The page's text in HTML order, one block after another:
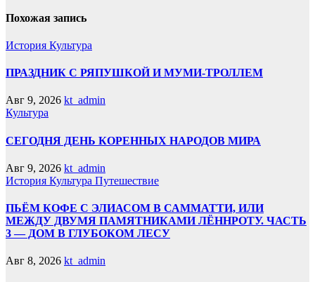
Похожая запись
История Культура
ПРАЗДНИК С РЯПУШКОЙ И МУМИ-ТРОЛЛЕМ
Авг 9, 2026 kt_admin
Культура
СЕГОДНЯ ДЕНЬ КОРЕННЫХ НАРОДОВ МИРА
Авг 9, 2026 kt_admin
История Культура Путешествие
ПЬЁМ КОФЕ С ЭЛИАСОМ В САММАТТИ, ИЛИ
МЕЖДУ ДВУМЯ ПАМЯТНИКАМИ ЛЁННРОТУ. ЧАСТЬ
3 — ДОМ В ГЛУБОКОМ ЛЕСУ
Авг 8, 2026 kt_admin